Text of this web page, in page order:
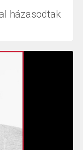
házasodtak